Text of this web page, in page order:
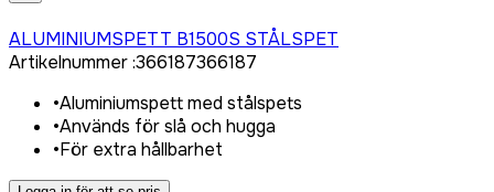
ALUMINIUMSPETT B1500S STÅLSPET
Artikelnummer:366187366187
•Aluminiumspett med stålspets
•Används för slå och hugga
•För extra hållbarhet